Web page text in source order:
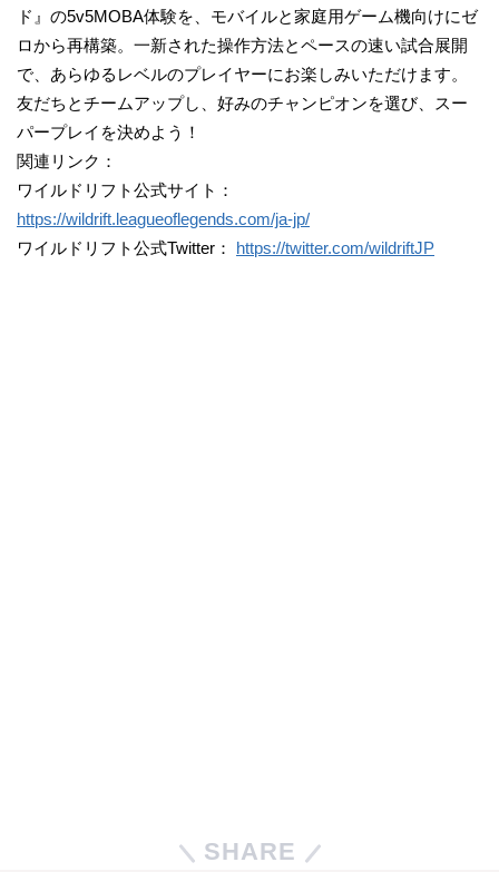
ド』の5v5MOBA体験を、モバイルと家庭用ゲーム機向けにゼ
ロから再構築。一新された操作方法とペースの速い試合展開
で、あらゆるレベルのプレイヤーにお楽しみいただけます。
友だちとチームアップし、好みのチャンピオンを選び、スー
パープレイを決めよう！
関連リンク：
ワイルドリフト公式サイト：
https://wildrift.leagueoflegends.com/ja-jp/
ワイルドリフト公式Twitter： https://twitter.com/wildriftJP
SHARE